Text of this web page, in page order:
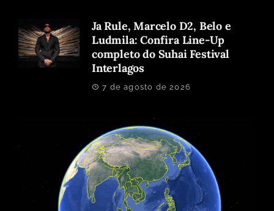
Ja Rule, Marcelo D2, Belo e
Ludmila: Confira Line-Up
completo do Suhai Festival
Interlagos
7 de agosto de 2026